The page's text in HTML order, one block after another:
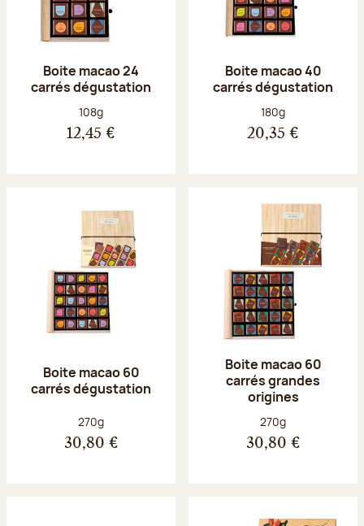
Boite macao 24
carrés dégustation
Poids net :
108g
12,45 €
Boite macao 40
carrés dégustation
Poids net :
180g
20,35 €
Boite macao 60
carrés dégustation
Poids net :
270g
30,80 €
Boite macao 60
carrés grandes
origines
Poids net :
270g
30,80 €